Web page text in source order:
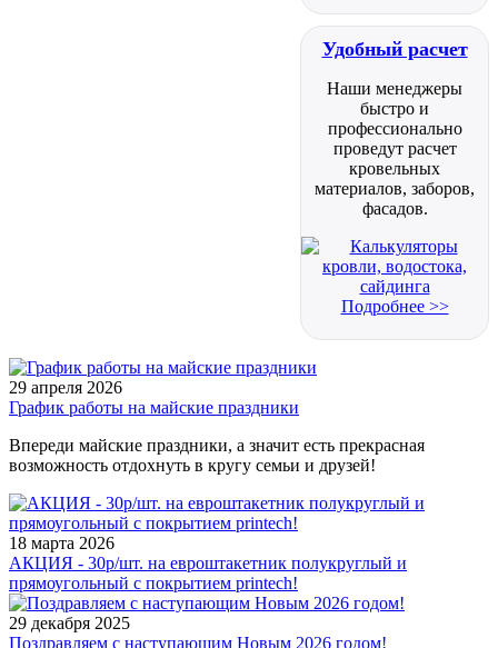
Удобный расчет
Наши менеджеры
быстро и
профессионально
проведут расчет
кровельных
материалов, заборов,
фасадов.
Подробнее >>
29 апреля 2026
График работы на майские праздники
Впереди майские праздники, а значит есть прекрасная
возможность отдохнуть в кругу семьи и друзей!
18 марта 2026
АКЦИЯ - 30р/шт. на евроштакетник полукруглый и
прямоугольный с покрытием printech!
29 декабря 2025
Поздравляем с наступающим Новым 2026 годом!